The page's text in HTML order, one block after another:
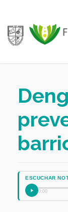
ESCUCHAR
0:00